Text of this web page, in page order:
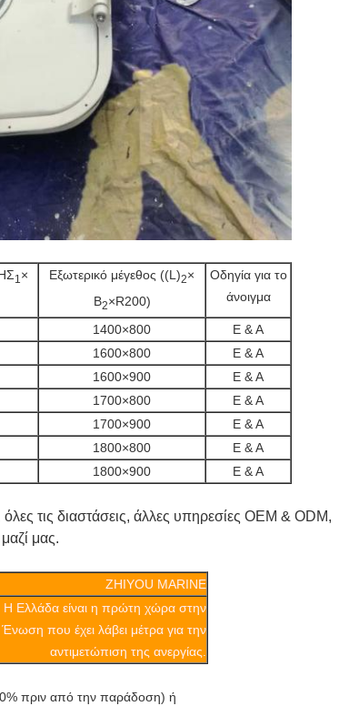
1 ×
Εξωτερικό μέγεθος ((L)2×
Β2×R200)
Οδηγία για το
άνοιγμα
1400×800
Ε & Α
1600×800
Ε & Α
1600×900
Ε & Α
1700×800
Ε & Α
1700×900
Ε & Α
1800×800
Ε & Α
1800×900 Ε & Α
τις διαστάσεις, άλλες υπηρεσίες OEM & ODM,
μας.
ZHIYOU MARINE
Η Ελλάδα είναι η πρώτη χώρα στην
Ένωση που έχει λάβει μέτρα για την
αντιμετώπιση της ανεργίας.
πριν από την παράδοση) ή